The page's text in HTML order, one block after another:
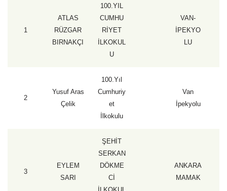
1
ATLAS
RÜZGAR
BIRNAKÇI
100.YIL
CUMHU
RİYET
İLKOKUL
U
VAN-
İPEKYO
LU
2
Yusuf Aras
Çelik
100.Yıl
Cumhuriy
et
İlkokulu
Van
İpekyolu
3
EYLEM
SARI
ŞEHİT
SERKAN
DÖKME
Cİ
ANKARA
MAMAK